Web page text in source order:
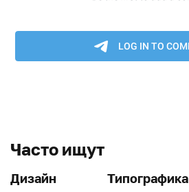
Часто ищут
Дизайн Типографика